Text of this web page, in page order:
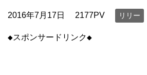
2016年7月17日 2177PV リリー
◆スポンサードリンク◆